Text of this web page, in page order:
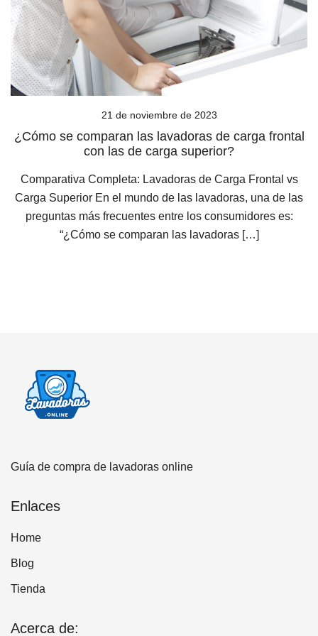
21 de noviembre de 2023
¿Cómo se comparan las lavadoras de carga frontal
con las de carga superior?
Comparativa Completa: Lavadoras de Carga Frontal vs
Carga Superior En el mundo de las lavadoras, una de las
preguntas más frecuentes entre los consumidores es:
“¿Cómo se comparan las lavadoras […]
Guía de compra de lavadoras online
Enlaces
Home
Blog
Tienda
Acerca de: